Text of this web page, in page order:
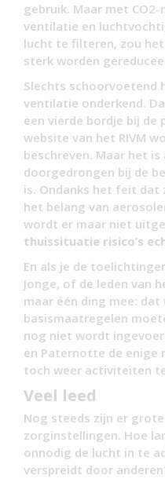
gebruik. Maar met
ventilatie en
lucht te filteren, zou
sterk worden
Slechts schoorvoetend
ventilatie onderkend.
een vierde bordje bij de
website van het RIVM
beschreven. Maar het
doorgedrongen bij de
is. Ondanks het feit dat
het belang van
wordt er maar niet
thuissituatie risico’s
En als je de
Jonge, of de leden van
maar één ding mee: dat
basismaatregelen
nog niet wordt
en Paternotte de enige
toch weer activiteiten
Veel leed
Nog steeds zijn er
zorginstellingen. Hoe
onnodig de lucht in te
verspreidt door